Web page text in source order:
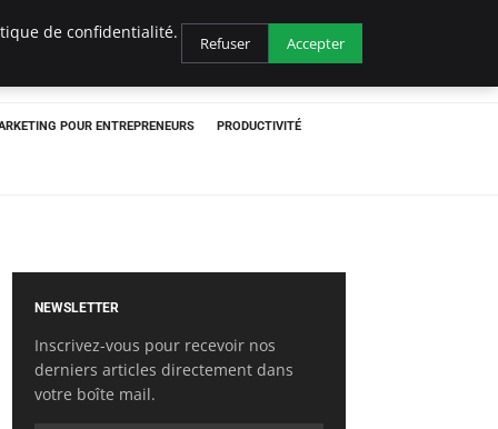
POUR ENTREPRENEURS PRODUCTIVITÉ
NEWSLETTER
Inscrivez-vous pour recevoir nos
derniers articles directement dans
votre boîte mail.
de confidentialité.
Refuser Accepter